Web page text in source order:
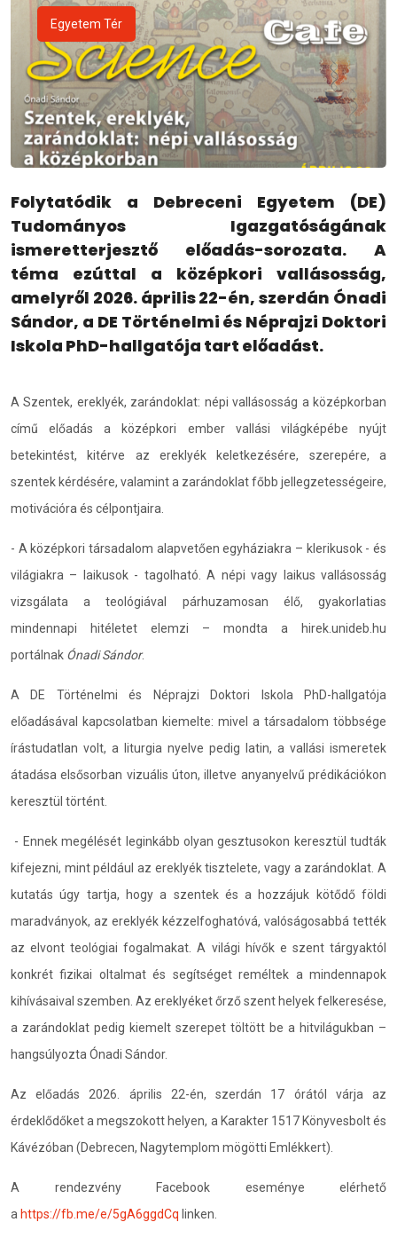
Egyetem Tér
Folytatódik a Debreceni Egyetem (DE)
Tudományos Igazgatóságának
ismeretterjesztő előadás-sorozata. A
téma ezúttal a középkori vallásosság,
amelyről 2026. április 22-én, szerdán Ónadi
Sándor, a DE Történelmi és Néprajzi Doktori
Iskola PhD-hallgatója tart előadást.
A Szentek, ereklyék, zarándoklat: népi vallásosság a középkorban
című előadás a középkori ember vallási világképébe nyújt
betekintést, kitérve az ereklyék keletkezésére, szerepére, a
szentek kérdésére, valamint a zarándoklat főbb jellegzetességeire,
motivációra és célpontjaira.
- A középkori társadalom alapvetően egyháziakra – klerikusok - és
világiakra – laikusok - tagolható. A népi vagy laikus vallásosság
vizsgálata a teológiával párhuzamosan élő, gyakorlatias
mindennapi hitéletet elemzi – mondta a hirek.unideb.hu
portálnak Ónadi Sándor.
A DE Történelmi és Néprajzi Doktori Iskola PhD-hallgatója
előadásával kapcsolatban kiemelte: mivel a társadalom többsége
írástudatlan volt, a liturgia nyelve pedig latin, a vallási ismeretek
átadása elsősorban vizuális úton, illetve anyanyelvű prédikációkon
keresztül történt.
- Ennek megélését leginkább olyan gesztusokon keresztül tudták
kifejezni, mint például az ereklyék tisztelete, vagy a zarándoklat. A
kutatás úgy tartja, hogy a szentek és a hozzájuk kötődő földi
maradványok, az ereklyék kézzelfoghatóvá, valóságosabbá tették
az elvont teológiai fogalmakat. A világi hívők e szent tárgyaktól
konkrét fizikai oltalmat és segítséget reméltek a mindennapok
kihívásaival szemben. Az ereklyéket őrző szent helyek felkeresése,
a zarándoklat pedig kiemelt szerepet töltött be a hitvilágukban –
hangsúlyozta Ónadi Sándor.
Az előadás 2026. április 22-én, szerdán 17 órától várja az
érdeklődőket a megszokott helyen, a Karakter 1517 Könyvesbolt és
Kávézóban (Debrecen, Nagytemplom mögötti Emlékkert).
A rendezvény Facebook eseménye elérhető
a https://fb.me/e/5gA6ggdCq linken.